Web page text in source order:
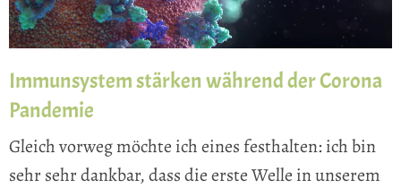
Immunsystem stärken während der Corona
Pandemie
Gleich vorweg möchte ich eines festhalten: ich bin
sehr sehr dankbar, dass die erste Welle in unserem